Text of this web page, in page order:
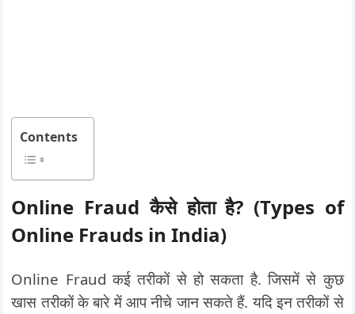
Contents
Online Fraudकैसे होता है? (Types of
Online Frauds in India)
Online Fraud कई तरीकों से हो सकता है. जिसमें से कुछ
खास तरीकों के बारे में आप नीचे जान सकते हैं. यदि इन तरीकों से